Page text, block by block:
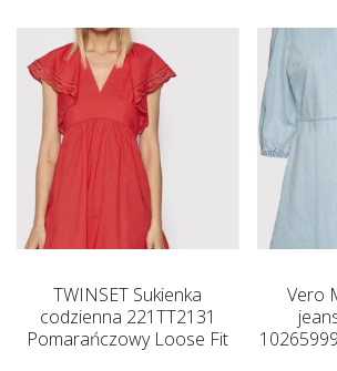
TWINSET Sukienka
codzienna 221TT2131
Pomarańczowy Loose Fit
Vero